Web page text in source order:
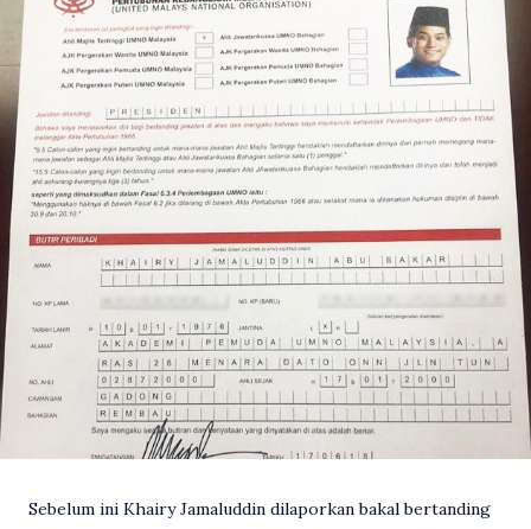
Sebelum ini Khairy Jamaluddin dilaporkan bakal bertanding